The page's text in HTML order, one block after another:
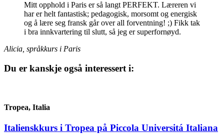
Mitt opphold i Paris er så langt PERFEKT. Læreren vi
har er helt fantastisk; pedagogisk, morsomt og energisk
og å lære seg fransk går over all forventning! ;) Fikk tak
i bra innkvartering til slutt, så jeg er superfornøyd.
Alicia, språkkurs i Paris
Du er kanskje også interessert i:
Tropea, Italia
Italienskkurs i Tropea på Piccola Universitá Italiana